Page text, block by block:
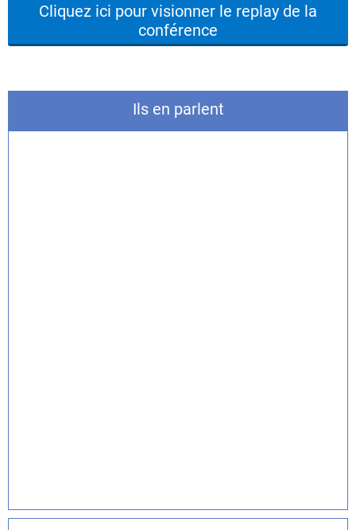
Cliquez ici pour visionner le replay de la
conférence
Ils en parlent